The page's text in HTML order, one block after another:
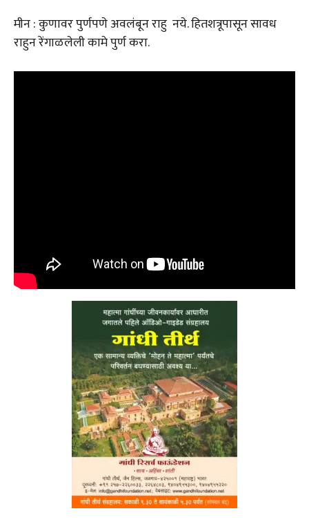
मीन : कुणावर पुर्णपणे अवलंबून राहु नये. हितशत्रूपासून सावध
राहुन रेंगाळलेली कामे पुर्ण करा.